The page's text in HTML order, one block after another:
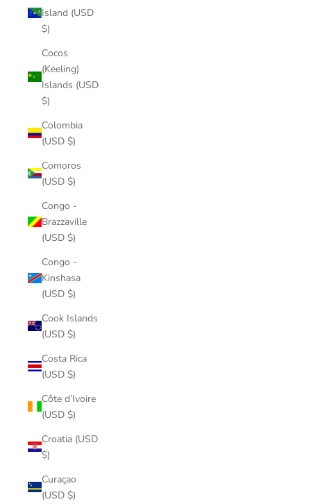
Island (USD
$)
Cocos
(Keeling)
Islands (USD
$)
Colombia
(USD $)
Comoros
(USD $)
Congo -
Brazzaville
(USD $)
Congo -
Kinshasa
(USD $)
Cook Islands
(USD $)
Costa Rica
(USD $)
Côte d’Ivoire
(USD $)
Croatia (USD
$)
Curaçao
(USD $)